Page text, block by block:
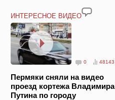
ИНТЕРЕСНОЕ ВИДЕО
0 48143
Пермяки сняли на видео
проезд кортежа Владимира
Путина по городу